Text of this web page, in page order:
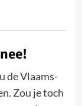
de Vlaams-
Zou je toch